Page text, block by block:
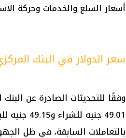
أسعار السلع والخدمات وحركة
سعر الدولار في البنك
وفقًا للتحديثات الصادرة عن
49.01
بالتعاملات السابقة، في ظل